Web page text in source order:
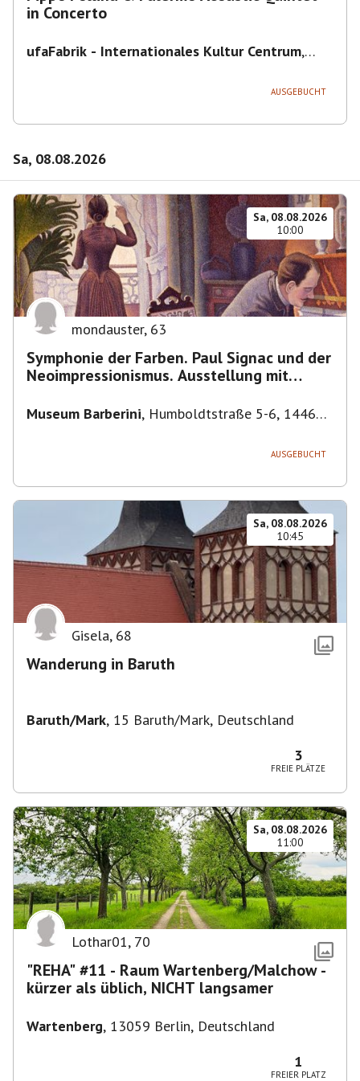
in Concerto
ufaFabrik - Internationales Kultur Centrum,
AUSGEBUCHT
Sa, 08.08.2026
Sa, 08.08.2026
10:00
mondauster, 63
Symphonie der Farben. Paul Signac und der
Neoimpressionismus. Ausstellung mit
Museum Barberini, Humboldtstraße 5-6, 14467
AUSGEBUCHT
Sa, 08.08.2026
10:45
Gisela, 68
Wanderung in Baruth
Baruth/Mark, 15 Baruth/Mark, Deutschland
3
FREIE PLÄTZE
Sa, 08.08.2026
11:00
Lothar01, 70
"REHA" #11 - Raum Wartenberg/Malchow -
kürzer als üblich, NICHT langsamer
Wartenberg, 13059 Berlin, Deutschland
1
FREIER PLATZ